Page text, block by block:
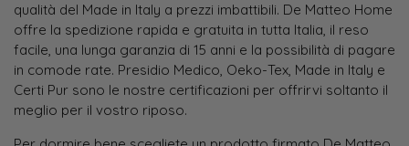
qualità del Made in Italy a prezzi imbattibili. De Matteo Home
offre la spedizione rapida e gratuita in tutta Italia, il reso
facile, una lunga garanzia di 15 anni e la possibilità di pagare
in comode rate. Presidio Medico, Oeko-Tex, Made in Italy e
Certi Pur sono le nostre certificazioni per offrirvi soltanto il
meglio per il vostro riposo.